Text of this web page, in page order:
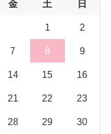
金 土 日
1 2
7 8 9
14 15 16
21 22 23
28 29 30